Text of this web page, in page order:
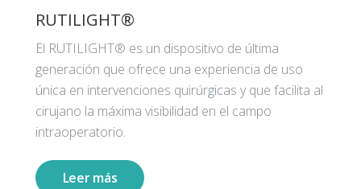
RUTILIGHT®
El RUTILIGHT® es un dispositivo de última
generación que ofrece una experiencia de uso
única en intervenciones quirúrgicas y que facilita al
cirujano la máxima visibilidad en el campo
intraoperatorio.
Leer más